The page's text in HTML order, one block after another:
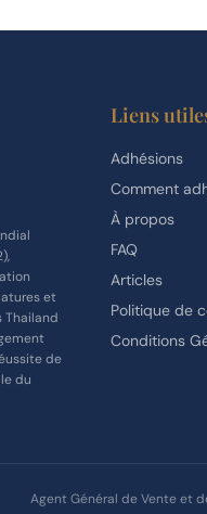
et
Thailand
de
du
Liens
Adhésions
Comment
À propos
FAQ
Articles
Politique de
Conditions
Agent Général de Vente et